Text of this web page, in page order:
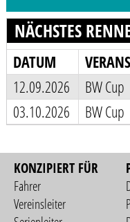
NÄCHSTES
DATUM
12.09.2026
BW Cup
03.10.2026
BW Cup
KONZIPIERT FÜR
Fahrer
Vereinsleiter